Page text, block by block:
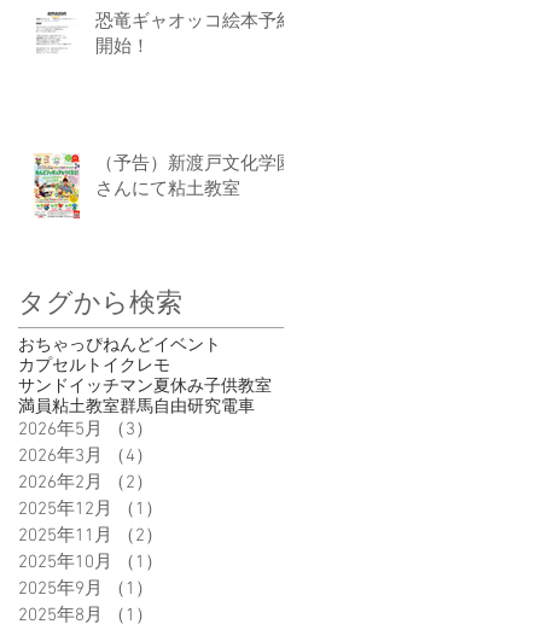
恐竜ギャオッコ絵本予約
開始！
（予告）新渡戸文化学園
さんにて粘土教室
タグから検索
2026年5月 （3）
2026年3月
（4）
2026年2月
（2）
2025年12月
（1）
2025年11月
（2）
2025年10月
（1）
2025年9月
（1）
2025年8月
（1）
おちゃっぴねんどイベント
カプセルトイクレモ
サンドイッチマン夏休み子供教室
満員粘土教室群馬自由研究電車